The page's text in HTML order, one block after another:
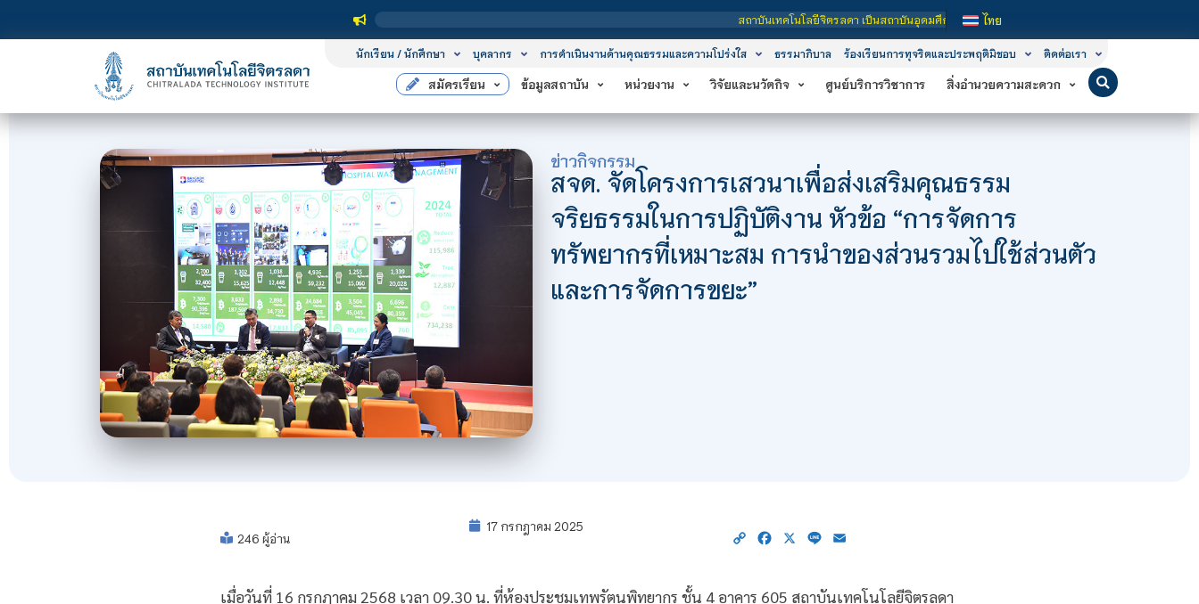
สถาบันเทคโนโลยีจิตรลดา เป็นสถาบันอุดมศึกษาในกำกับของรัฐ เปิดหลักสูตรการเรียนการสอน 3 ระดับ คือ ระดับ
ไทย
นักเรียน / นักศึกษา บุคลากร การดำเนินงานด้านคุณธรรมและความโปร่งใส ธรรมาภิบาล ร้องเรียนการทุจริตและประพฤติมิชอบ ติดต่อเรา
สมัครเรียน ข้อมูลสถาบัน หน่วยงาน วิจัยและนวัตกิจ ศูนย์บริการวิชาการ สิ่งอำนวยความสะดวก
ข่าวกิจกรรม
สจด. จัดโครงการเสวนาเพื่อส่งเสริมคุณธรรม
จริยธรรมในการปฏิบัติงาน หัวข้อ “การจัดการ
ทรัพยากรที่เหมาะสม การนำของส่วนรวมไปใช้ส่วนตัว
และการจัดการขยะ”
246 ผู้อ่าน
17 กรกฎาคม 2025
Copy Facebook
X Line
เมื่อวันที่ 16 กรกฎาคม 2568 เวลา 09.30 น. ที่ห้องประชุมเทพรัตนพิทยากร ชั้น 4 อาคาร 605 สถาบันเทคโนโลยีจิตรลดา